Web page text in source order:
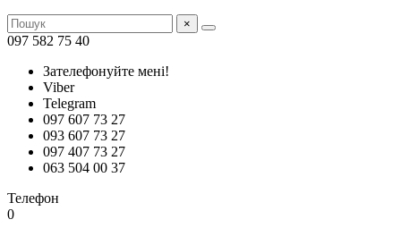
×
097 582 75 40
Зателефонуйте мені!
Viber
Telegram
097 607 73 27
093 607 73 27
097 407 73 27
063 504 00 37
Телефон
0